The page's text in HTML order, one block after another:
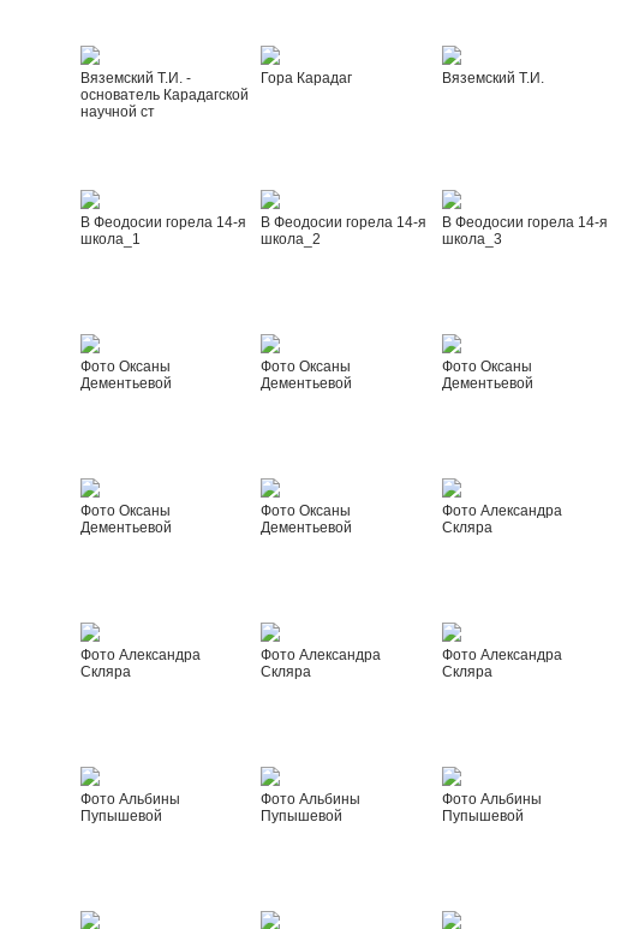
Вяземский Т.И. -
основатель Карадагской
научной ст
Гора Карадаг Вяземский Т.И.
В Феодосии горела 14-я
школа_1
В Феодосии горела 14-я
школа_2
В Феодосии горела 14-я
школа_3
Фото Оксаны
Дементьевой
Фото Оксаны
Дементьевой
Фото Оксаны
Дементьевой
Фото Оксаны
Дементьевой
Фото Оксаны
Дементьевой
Фото Александра
Скляра
Фото Александра
Скляра
Фото Александра
Скляра
Фото Александра
Скляра
Фото Альбины
Пупышевой
Фото Альбины
Пупышевой
Фото Альбины
Пупышевой